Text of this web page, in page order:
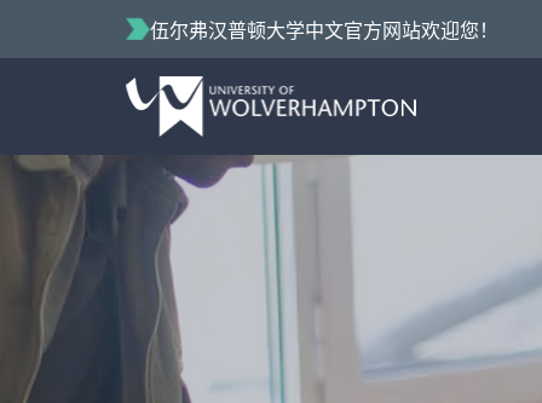
伍尔弗汉普顿大学中文官方网站欢迎您！